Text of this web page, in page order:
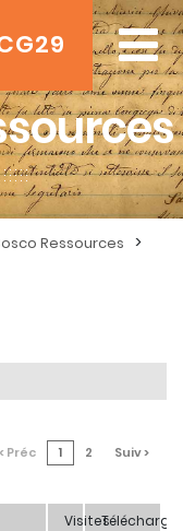
Ressources >
< Préc 1 2 Suiv >
Visites